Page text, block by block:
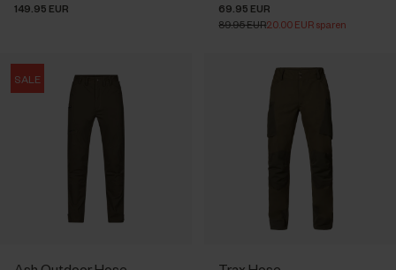
149.95 EUR
69.95 EUR
89.95 EUR20.00 EUR sparen
SALE